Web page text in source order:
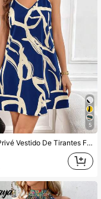
5
SHEIN Privé Vestido De Tirantes Floreado Y Holgado Para Mujer En Verano